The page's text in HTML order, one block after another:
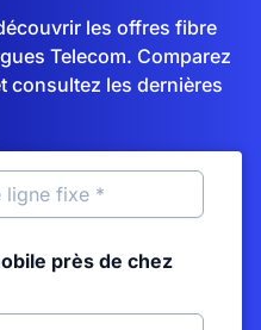
les offres fibre
Telecom. Comparez
consultez les dernières
près de chez